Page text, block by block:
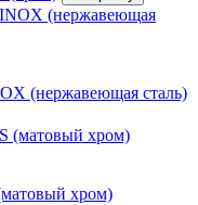
(нержавеющая сталь)
хром)